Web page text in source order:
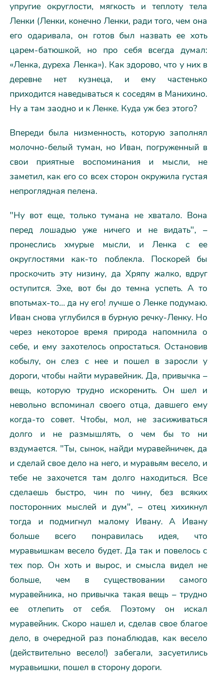
упругие округлости, мягкость и теплоту тела
Ленки (Ленки, конечно Ленки, ради того, чем она
его одаривала, он готов был назвать ее хоть
царем-батюшкой, но про себя всегда думал:
«Ленка, дуреха Ленка»). Как здорово, что у них в
деревне нет кузнеца, и ему частенько
приходится наведываться к соседям в Манихино.
Ну а там заодно и к Ленке. Куда уж без этого?
Впереди была низменность, которую заполнял
молочно-белый туман, но Иван, погруженный в
свои приятные воспоминания и мысли, не
заметил, как его со всех сторон окружила густая
непроглядная пелена.
"Ну вот еще, только тумана не хватало. Вона
перед лошадью уже ничего и не видать", –
пронеслись хмурые мысли, и Ленка с ее
округлостями как-то поблекла. Поскорей бы
проскочить эту низину, да Хряпу жалко, вдруг
оступится. Эхе, вот бы до темна успеть. А то
впотьмах-то… да ну его! лучше о Ленке подумаю.
Иван снова углубился в бурную речку-Ленку. Но
через некоторое время природа напомнила о
себе, и ему захотелось опростаться. Остановив
кобылу, он слез с нее и пошел в заросли у
дороги, чтобы найти муравейник. Да, привычка –
вещь, которую трудно искоренить. Он шел и
невольно вспоминал своего отца, давшего ему
когда-то совет. Чтобы, мол, не засиживаться
долго и не размышлять, о чем бы то ни
вздумается. "Ты, сынок, найди муравейничек, да
и сделай свое дело на него, и муравьям весело, и
тебе не захочется там долго находиться. Все
сделаешь быстро, чин по чину, без всяких
посторонних мыслей и дум", – отец хихикнул
тогда и подмигнул малому Ивану. А Ивану
больше всего понравилась идея, что
муравьишкам весело будет. Да так и повелось с
тех пор. Он хоть и вырос, и смысла видел не
больше, чем в существовании самого
муравейника, но привычка такая вещь – трудно
ее отлепить от себя. Поэтому он искал
муравейник. Скоро нашел и, сделав свое благое
дело, в очередной раз понаблюдав, как весело
(действительно весело!) забегали, засуетились
муравьишки, пошел в сторону дороги.